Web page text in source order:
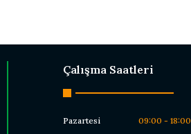
Çalışma Saatleri
Pazartesi
09:00 - 18:00